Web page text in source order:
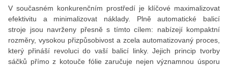
V současném konkurenčním prostředí je klíčové maximalizovat
efektivitu a minimalizovat náklady. Plně automatické balicí
stroje jsou navrženy přesně s tímto cílem: nabízejí kompaktní
rozměry, vysokou přizpůsobivost a zcela automatizovaný proces,
který přináší revoluci do vaší balicí linky. Jejich princip tvorby
sáčků přímo z kotouče fólie zaručuje nejen významnou úsporu